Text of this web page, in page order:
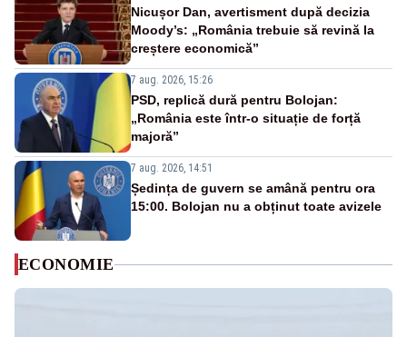
Nicușor Dan, avertisment după decizia
Moody’s: „România trebuie să revină la
creștere economică”
7 aug. 2026, 15:26
PSD, replică dură pentru Bolojan:
„România este într-o situație de forță
majoră”
7 aug. 2026, 14:51
Ședința de guvern se amână pentru ora
15:00. Bolojan nu a obținut toate avizele
ECONOMIE